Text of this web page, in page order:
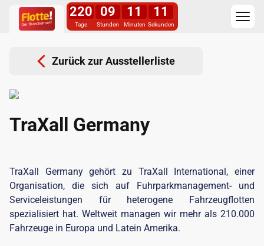
220
Tage
09
Stunden
11
Minuten
10
Sekunden
Zurück zur Ausstellerliste
TraXall Germany
TraXall Germany gehört zu TraXall International, einer
Organisation, die sich auf Fuhrparkmanagement- und
Serviceleistungen für heterogene Fahrzeugflotten
spezialisiert hat. Weltweit managen wir mehr als 210.000
Fahrzeuge in Europa und Latein Amerika.